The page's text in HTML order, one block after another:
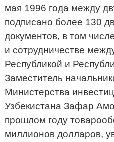
мая 1996 года между
подписано более 130
документов, в том
и сотрудничестве
Республикой и
Заместитель
Министерства
Узбекистана Зафар
прошлом году
миллионов долларов,